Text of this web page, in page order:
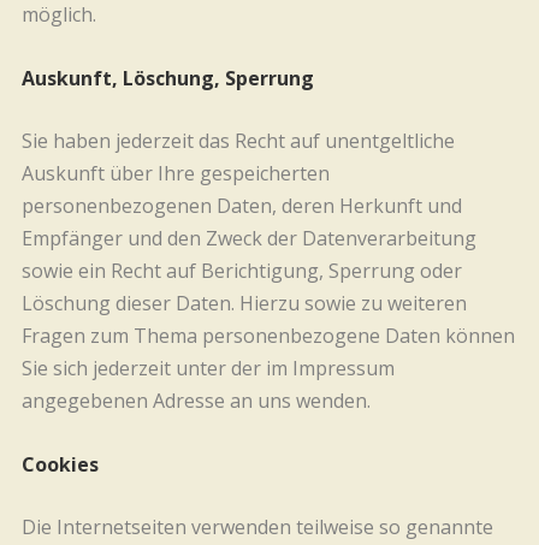
möglich.
Auskunft, Löschung, Sperrung
Sie haben jederzeit das Recht auf unentgeltliche
Auskunft über Ihre gespeicherten
personenbezogenen Daten, deren Herkunft und
Empfänger und den Zweck der Datenverarbeitung
sowie ein Recht auf Berichtigung, Sperrung oder
Löschung dieser Daten. Hierzu sowie zu weiteren
Fragen zum Thema personenbezogene Daten können
Sie sich jederzeit unter der im Impressum
angegebenen Adresse an uns wenden.
Cookies
Die Internetseiten verwenden teilweise so genannte